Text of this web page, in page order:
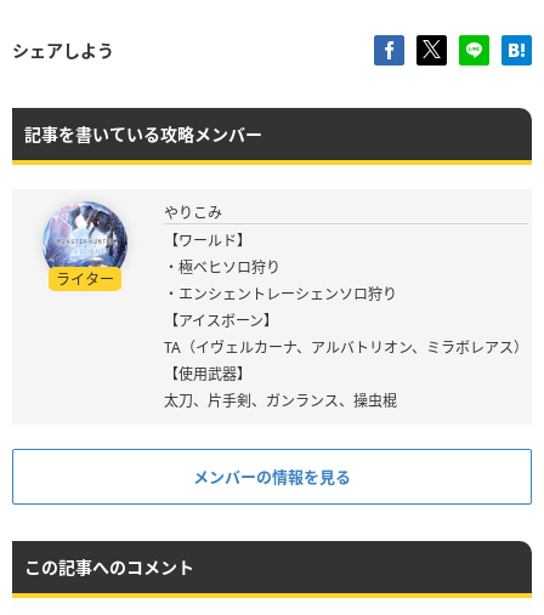
シェアしよう
記事を書いている攻略メンバー
ライター
やりこみ
【ワールド】
・極ベヒソロ狩り
・エンシェントレーシェンソロ狩り
【アイスボーン】
TA（イヴェルカーナ、アルバトリオン、ミラボレアス）
【使用武器】
太刀、片手剣、ガンランス、操虫棍
メンバーの情報を見る
この記事へのコメント